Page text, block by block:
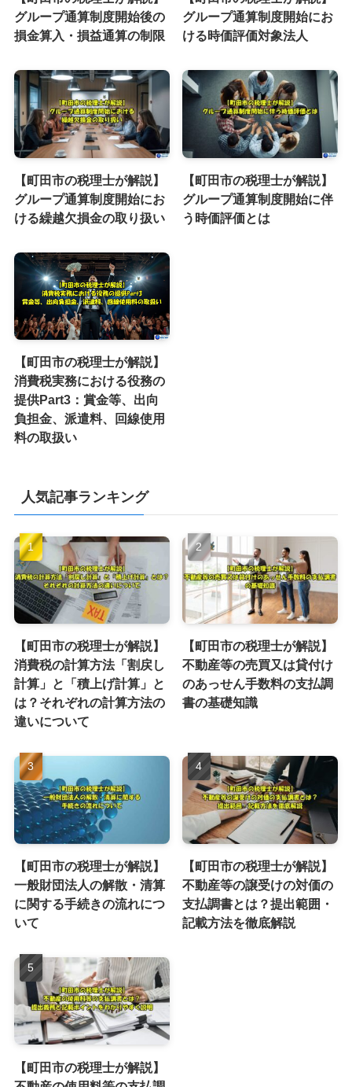
グループ通算制度開始後の
損金算入・損益通算の制限
グループ通算制度開始にお
ける時価評価対象法人
【町田市の税理士が解説】
グループ通算制度開始にお
ける繰越欠損金の取り扱い
【町田市の税理士が解説】
グループ通算制度開始に伴
う時価評価とは
【町田市の税理士が解説】
消費税実務における役務の
提供Part3：賞金等、出向
負担金、派遣料、回線使用
料の取扱い
人気記事ランキング
【町田市の税理士が解説】
消費税の計算方法「割戻し
計算」と「積上げ計算」と
は？それぞれの計算方法の
違いについて
【町田市の税理士が解説】
不動産等の売買又は貸付け
のあっせん手数料の支払調
書の基礎知識
【町田市の税理士が解説】
一般財団法人の解散・清算
に関する手続きの流れにつ
いて
【町田市の税理士が解説】
不動産等の譲受けの対価の
支払調書とは？提出範囲・
記載方法を徹底解説
【町田市の税理士が解説】